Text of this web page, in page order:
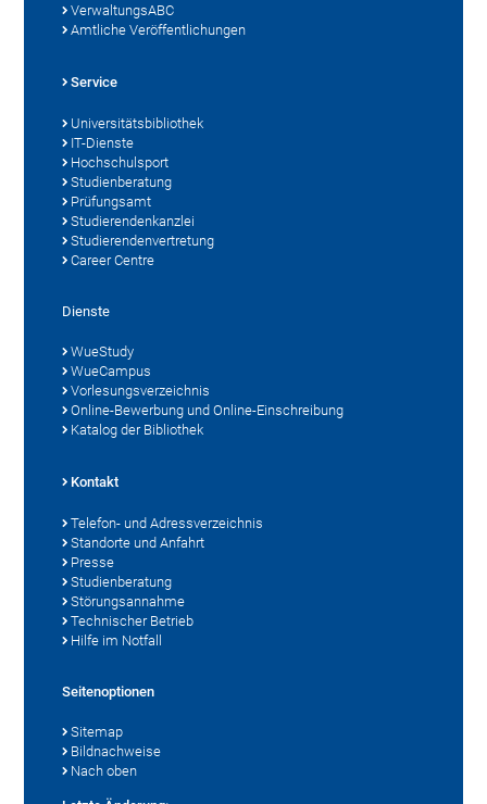
VerwaltungsABC
Amtliche Veröffentlichungen
Service
Universitätsbibliothek
IT-Dienste
Hochschulsport
Studienberatung
Prüfungsamt
Studierendenkanzlei
Studierendenvertretung
Career Centre
Dienste
WueStudy
WueCampus
Vorlesungsverzeichnis
Online-Bewerbung und Online-Einschreibung
Katalog der Bibliothek
Kontakt
Telefon- und Adressverzeichnis
Standorte und Anfahrt
Presse
Studienberatung
Störungsannahme
Technischer Betrieb
Hilfe im Notfall
Seitenoptionen
Sitemap
Bildnachweise
Nach oben